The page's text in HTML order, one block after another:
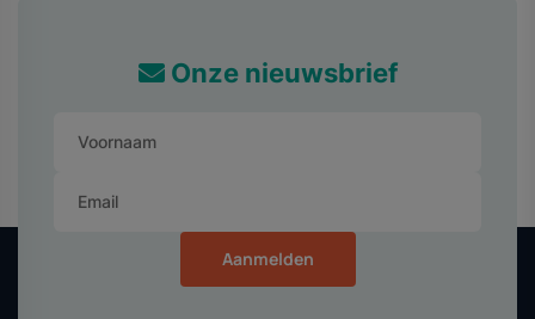
Onze nieuwsbrief
Aanmelden